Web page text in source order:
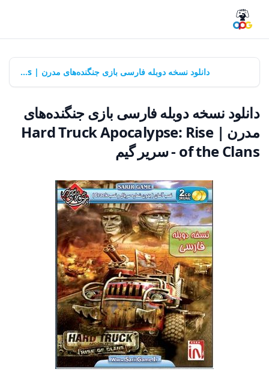
بازی‌ها دانلود نسخه دوبله فارسی بازی جنگنده‌های مدرن | Hard Truck Apocalypse: Rise of the Clans - سریر گیم
دانلود نسخه دوبله فارسی بازی جنگنده‌های
مدرن | Hard Truck Apocalypse: Rise
of the Clans - سریر گیم